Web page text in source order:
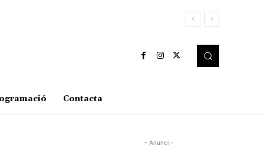
Contacta
- Anunci -